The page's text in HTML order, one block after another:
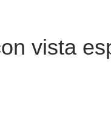
vista